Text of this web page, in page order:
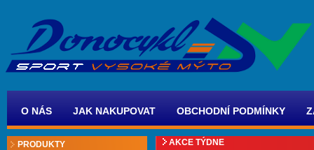
O NÁS JAK NAKUPOVAT OBCHODNÍ PODMÍNKY
PRODUKTY
AKCE TÝDNE